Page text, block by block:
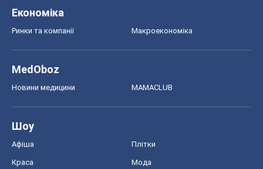
Економіка
Ринки та компанії Макроекономіка
MedOboz
Новини медицини MAMACLUB
Шоу
Афіша Плітки
Краса Мода